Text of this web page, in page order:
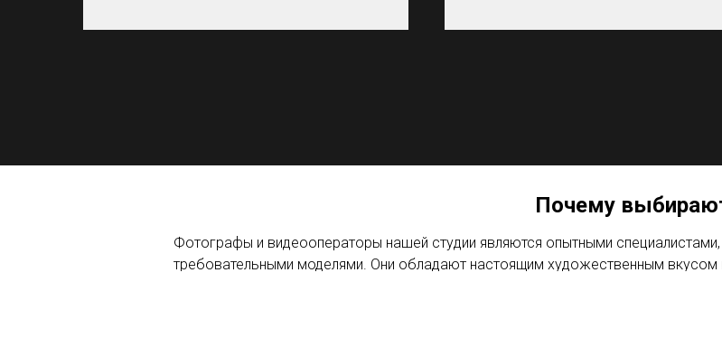
Почему
Фотографы и видеооператоры нашей студии являются опытными
требовательными моделями. Они обладают настоящим художественным